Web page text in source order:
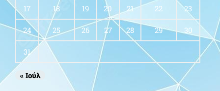
17 18 19 20 21 22 23
24 25 26 27 28 29 30
31
« Ιούλ